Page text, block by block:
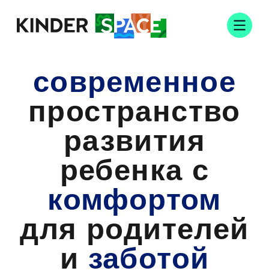
пространство
развития
ребенка с
комфортом
для родителей
изаботой
о детях
БАССЕЙН ГИМНАСТИКА